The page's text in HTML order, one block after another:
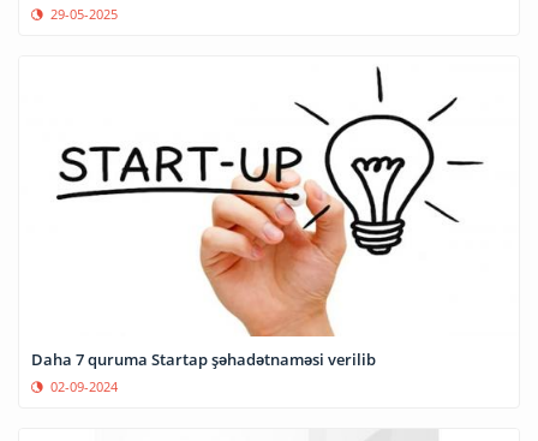
29-05-2025
Daha 7 quruma Startap şəhadətnaməsi verilib
02-09-2024